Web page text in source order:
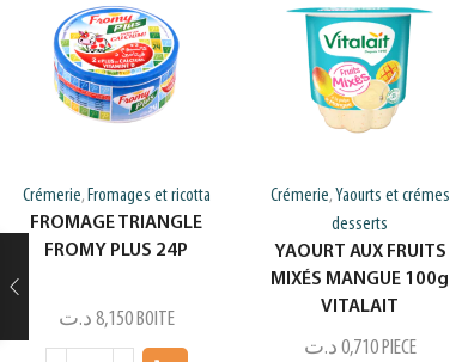
Crémerie, Fromages et ricotta
FROMAGE TRIANGLE
FROMY PLUS 24P
8,150 د.ت BOITE
Crémerie, Yaourts et crémes
desserts
YAOURT AUX FRUITS
MIXÉS MANGUE 100g
VITALAIT
0,710 د.ت PIECE